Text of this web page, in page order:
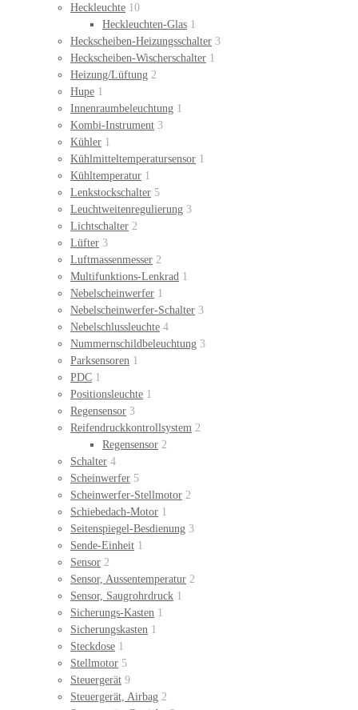
Heckleuchte 10
Heckleuchten-Glas 1
Heckscheiben-Heizungsschalter 3
Heckscheiben-Wischerschalter 1
Heizung/Lüftung 2
Hupe 1
Innenraumbeleuchtung 1
Kombi-Instrument 3
Kühler 1
Kühlmitteltemperatursensor 1
Kühltemperatur 1
Lenkstockschalter 5
Leuchtweitenregulierung 3
Lichtschalter 2
Lüfter 3
Luftmassenmesser 2
Multifunktions-Lenkrad 1
Nebelscheinwerfer 1
Nebelscheinwerfer-Schalter 3
Nebelschlussleuchte 4
Nummernschildbeleuchtung 3
Parksensoren 1
PDC 1
Positionsleuchte 1
Regensensor 3
Reifendruckkontrollsystem 2
Regensensor 2
Schalter 4
Scheinwerfer 5
Scheinwerfer-Stellmotor 2
Schiebedach-Motor 1
Seitenspiegel-Besdienung 3
Sende-Einheit 1
Sensor 2
Sensor, Aussentemperatur 2
Sensor, Saugrohrdruck 1
Sicherungs-Kasten 1
Sicherungskasten 1
Steckdose 1
Stellmotor 5
Steuergerät 9
Steuergerät, Airbag 2